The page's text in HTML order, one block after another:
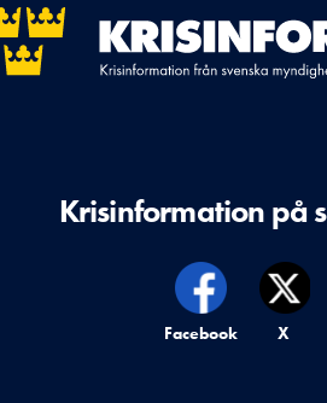
Krisinformation på
Krisinformation på,
Facebook X